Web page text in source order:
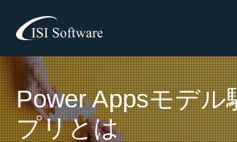
Power Appsモデル
プリとは